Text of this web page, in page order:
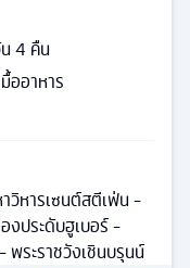
4 คืน
ออาหาร
วิหารเซนต์สตีเฟ่น -
งประดับฮูเบอร์ -
ระราชวังเชินบรุนน์